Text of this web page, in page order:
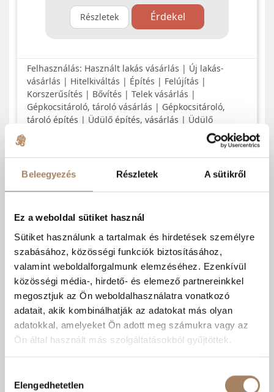
Beleegyezés Részletek A sütikről
Ez a weboldal sütiket használ
Sütiket használunk a tartalmak és hirdetések személyre
szabásához, közösségi funkciók biztosításához,
valamint weboldalforgalmunk elemzéséhez. Ezenkívül
közösségi média-, hirdető- és elemező partnereinkkel
megosztjuk az Ön weboldalhasználatra vonatkozó
adatait, akik kombinálhatják az adatokat más olyan
adatokkal, amelyeket Ön adott meg számukra vagy az
Ön által használt más szolgáltatásokból gyűjtöttek.
kiválasztása
Elengedhetetlen